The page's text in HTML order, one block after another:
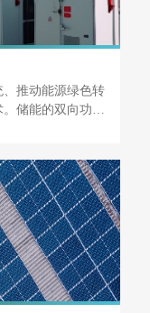
推动能源绿色转
储能的双向功率
”，提高可再生能
显著提升可再生